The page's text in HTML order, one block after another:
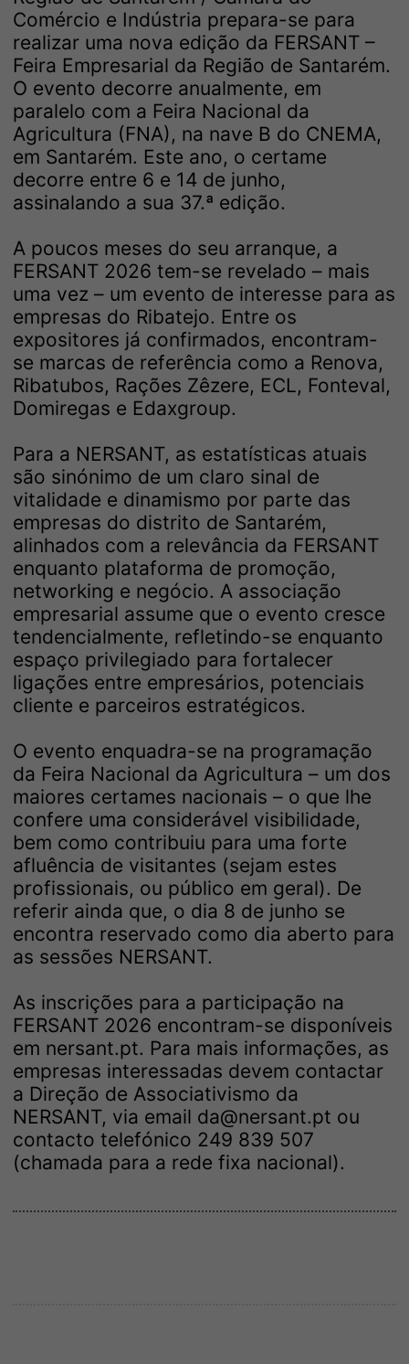
Comércio e Indústria prepara-se para
realizar uma nova edição da FERSANT –
Feira Empresarial da Região de Santarém.
O evento decorre anualmente, em
paralelo com a Feira Nacional da
Agricultura (FNA), na nave B do CNEMA,
em Santarém. Este ano, o certame
decorre entre 6 e 14 de junho,
assinalando a sua 37.ª edição.
A poucos meses do seu arranque, a
FERSANT 2026 tem-se revelado – mais
uma vez – um evento de interesse para as
empresas do Ribatejo. Entre os
expositores já confirmados, encontram-
se marcas de referência como a Renova,
Ribatubos, Rações Zêzere, ECL, Fonteval,
Domiregas e Edaxgroup.
Para a NERSANT, as estatísticas atuais
são sinónimo de um claro sinal de
vitalidade e dinamismo por parte das
empresas do distrito de Santarém,
alinhados com a relevância da FERSANT
enquanto plataforma de promoção,
networking e negócio. A associação
empresarial assume que o evento cresce
tendencialmente, refletindo-se enquanto
espaço privilegiado para fortalecer
ligações entre empresários, potenciais
cliente e parceiros estratégicos.
O evento enquadra-se na programação
da Feira Nacional da Agricultura – um dos
maiores certames nacionais – o que lhe
confere uma considerável visibilidade,
bem como contribuiu para uma forte
afluência de visitantes (sejam estes
profissionais, ou público em geral). De
referir ainda que, o dia 8 de junho se
encontra reservado como dia aberto para
as sessões NERSANT.
As inscrições para a participação na
FERSANT 2026 encontram-se disponíveis
em nersant.pt. Para mais informações, as
empresas interessadas devem contactar
a Direção de Associativismo da
NERSANT, via email da@nersant.pt ou
contacto telefónico 249 839 507
(chamada para a rede fixa nacional).